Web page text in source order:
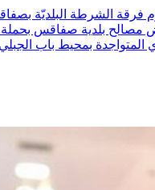
فرقة الشرطة البلديّة
مصالح بلدية صفاقس